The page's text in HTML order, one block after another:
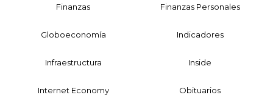
Finanzas Finanzas Personales
Globoeconomía Indicadores
Infraestructura Inside
Internet Economy Obituarios